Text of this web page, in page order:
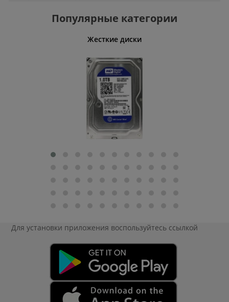
Популярные категории
Жесткие диски
Для установки приложения воспользуйтесь ссылкой